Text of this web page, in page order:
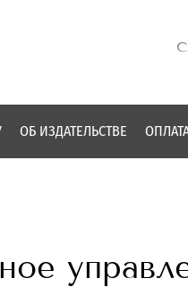
ОБ ИЗДАТЕЛЬСТВЕ